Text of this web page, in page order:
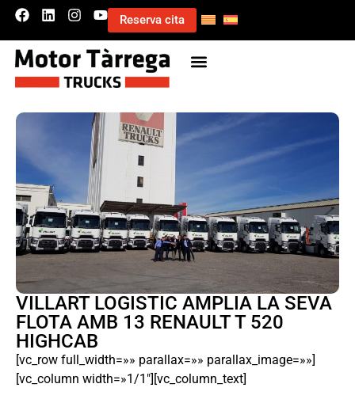
Reserva cita
VILLART LOGISTIC AMPLIA LA SEVA
FLOTA AMB 13 RENAULT T 520
HIGHCAB
[vc_row full_width=»» parallax=»» parallax_image=»»]
[vc_column width=»1/1″][vc_column_text]